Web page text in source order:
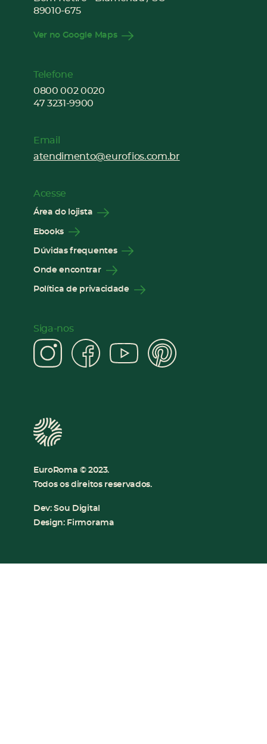
89010-675
Ver no Google Maps
Telefone
0800 002 0020
47 3231-9900
Email
atendimento@eurofios.com.br
Acesse
Área do lojista
Ebooks
Dúvidas frequentes
Onde encontrar
Política de privacidade
Siga-nos
Instagram
Facebook
YouTube
EuroRoma © 2023.
Todos os direitos reservados.
Dev:Sou Digital
Design: Firmorama